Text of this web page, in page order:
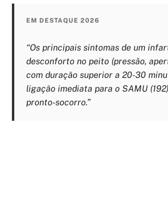
EM DESTAQUE 2026
“Os principais sintomas de um
desconforto no peito (pressão,
com duração superior a 20-30
ligação imediata para o SAMU
pronto-socorro.”